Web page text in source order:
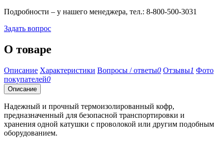
Подробности – у нашего менеджера, тел.: 8-800-500-3031
Задать вопрос
О товаре
Описание Характеристики Вопросы / ответы0 Отзывы1 Фото
покупателей0
Описание
Надежный и прочный термоизолированный кофр,
предназначенный для безопасной транспортировки и
хранения одной катушки с проволокой или другим подобным
оборудованием.